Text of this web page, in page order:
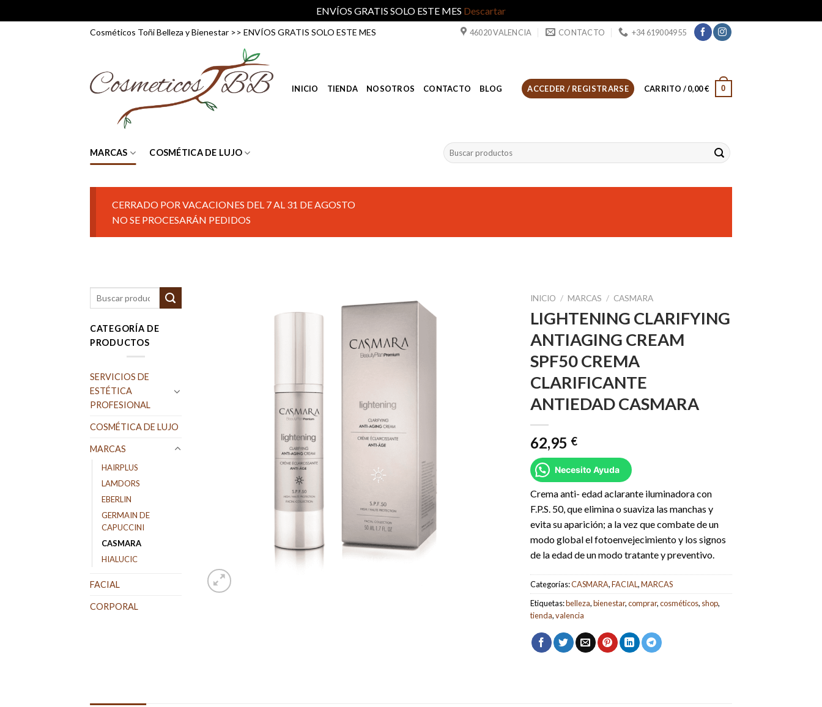
ENVÍOS GRATIS SOLO ESTE MES Descartar
Cosméticos Toñi Belleza y Bienestar >> ENVÍOS GRATIS SOLO ESTE MES 46020 VALENCIA CONTACTO +34 619004955
INICIO TIENDA NOSOTROS CONTACTO BLOG ACCEDER / REGISTRARSE CARRITO /0,00€ 0
MARCAS COSMÉTICA DE LUJO
Buscar
por:
CERRADO POR VACACIONES DEL 7 AL 31 DE AGOSTO
NO SE PROCESARÁN PEDIDOS
CATEGORÍA DE
PRODUCTOS
SERVICIOS DE
ESTÉTICA
PROFESIONAL
COSMÉTICA DE LUJO
MARCAS
HAIRPLUS
LAMDORS
EBERLIN
GERMAIN DE
CAPUCCINI
CASMARA
HIALUCIC
FACIAL
CORPORAL
INICIO / MARCAS / CASMARA
LIGHTENING CLARIFYING
ANTIAGING CREAM
SPF50 CREMA
CLARIFICANTE
ANTIEDAD CASMARA
62,95 €
Necesito Ayuda
Crema anti- edad aclarante iluminadora con
F.P.S. 50, que elimina o suaviza las manchas y
evita su aparición; a la vez que combate de un
modo global el fotoenvejecimiento y los signos
de la edad de un modo tratante y preventivo.
Categorías:CASMARA,FACIAL,MARCAS
Etiquetas:belleza,bienestar,comprar,cosméticos, shop,
tienda,valencia